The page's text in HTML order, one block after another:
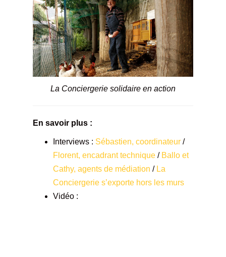
La Conciergerie solidaire en action
En savoir plus :
Interviews : Sébastien, coordinateur /
Florent, encadrant technique / Ballo et
Cathy, agents de médiation / La
Conciergerie s’exporte hors les murs
Vidéo :